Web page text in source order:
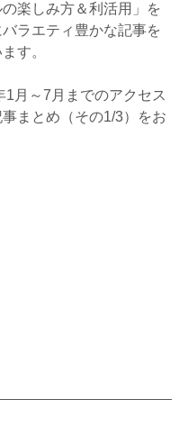
楽しみ方＆利活用」を
ラエティ豊かな記事を
す。
1月～7月までのアクセス
まとめ（その1/3）をお